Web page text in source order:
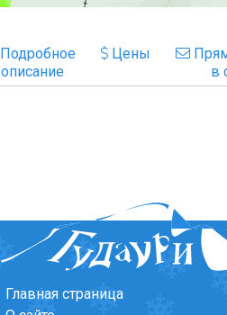
Подробное
описание
Цены
в
Главная страница